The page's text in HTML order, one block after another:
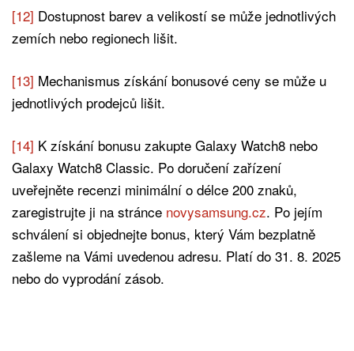
[12] Dostupnost barev a velikostí se může jednotlivých
zemích nebo regionech lišit.
[13] Mechanismus získání bonusové ceny se může u
jednotlivých prodejců lišit.
[14] K získání bonusu zakupte Galaxy Watch8 nebo
Galaxy Watch8 Classic. Po doručení zařízení
uveřejněte recenzi minimální o délce 200 znaků,
zaregistrujte ji na stránce novysamsung.cz. Po jejím
schválení si objednejte bonus, který Vám bezplatně
zašleme na Vámi uvedenou adresu. Platí do 31. 8. 2025
nebo do vyprodání zásob.